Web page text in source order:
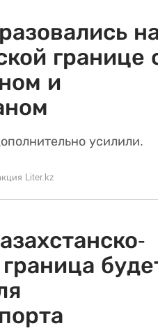
границе
и
усилили.
Liter.kz